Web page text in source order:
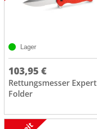
Lager
103,95 €
Rettungsmesser Expert
Folder